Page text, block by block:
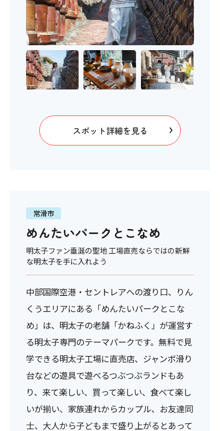
スポット詳細を見る
常滑市
めんたいパークとこなめ
明太子ファン垂涎の聖地 工場直売ならではの新鮮
な明太子を手に入れよう
中部国際空港・セントレアへの渡り口、りん
くうエリアにある「めんたいパークとこな
め」は、明太子の老舗「かねふく」が運営す
る明太子専門のテーマパークです。無料で見
学できる明太子工場に直売店、ジャンボ滑り
台などの遊具で遊べるつぶつぶランドもあ
り、来て楽しい、買って楽しい、食べて楽し
いが揃い、家族連れからカップル、お友達同
士、大人から子どもまで盛り上がるとあって